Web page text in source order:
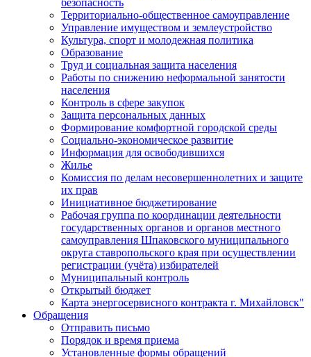
безопасность
Территориально-общественное самоуправление
Управление имуществом и землеустройство
Культура, спорт и молодежная политика
Образование
Труд и социальная защита населения
Работы по снижению неформальной занятости
населения
Контроль в сфере закупок
Защита персональных данных
Формирование комфортной городской среды
Социально-экономическое развитие
Информация для освободившихся
Жилье
Комиссия по делам несовершеннолетних и защите
их прав
Инициативное бюджетирование
Рабочая группа по координации деятельности
государственных органов и органов местного
самоуправления Шпаковского муниципального
округа ставропольского края при осуществлении
регистрации (учёта) избирателей
Муниципальный контроль
Открытый бюджет
Карта энергосервисного контракта г. Михайловск"
Обращения
Отправить письмо
Порядок и время приема
Установленные формы обращений